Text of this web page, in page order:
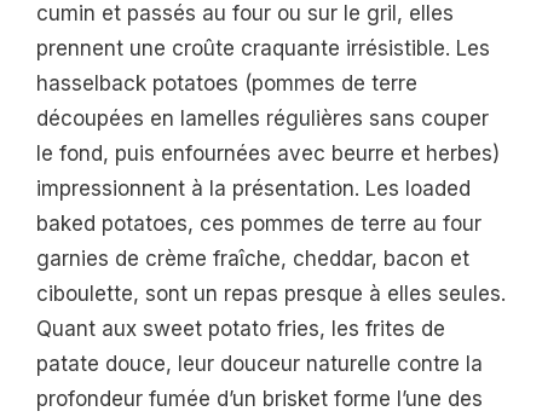
cumin et passés au four ou sur le gril, elles
prennent une croûte craquante irrésistible. Les
hasselback potatoes (pommes de terre
découpées en lamelles régulières sans couper
le fond, puis enfournées avec beurre et herbes)
impressionnent à la présentation. Les loaded
baked potatoes, ces pommes de terre au four
garnies de crème fraîche, cheddar, bacon et
ciboulette, sont un repas presque à elles seules.
Quant aux sweet potato fries, les frites de
patate douce, leur douceur naturelle contre la
profondeur fumée d’un brisket forme l’une des